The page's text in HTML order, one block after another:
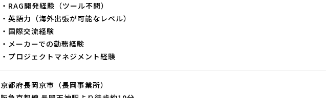
・RAG開発経験（ツール不問）
・英語力（海外出張が可能なレベル）
・国際交流経験
・メーカーでの勤務経験
・プロジェクトマネジメント経験
京都府長岡京市（長岡事業所）